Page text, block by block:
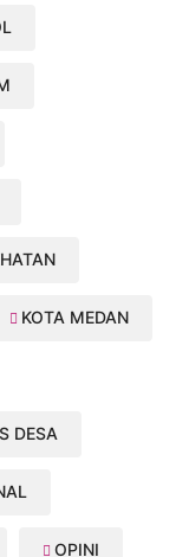
KOTA MEDAN
DESA
OPINI